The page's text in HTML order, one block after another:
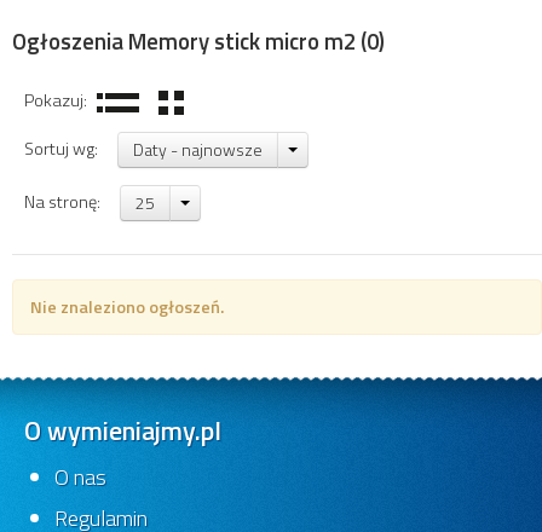
Ogłoszenia Memory stick micro m2 (0)
Pokazuj:
Sortuj wg:
Daty - najnowsze
Na stronę: 25
Nie znaleziono ogłoszeń.
O wymieniajmy.pl
O nas
Regulamin